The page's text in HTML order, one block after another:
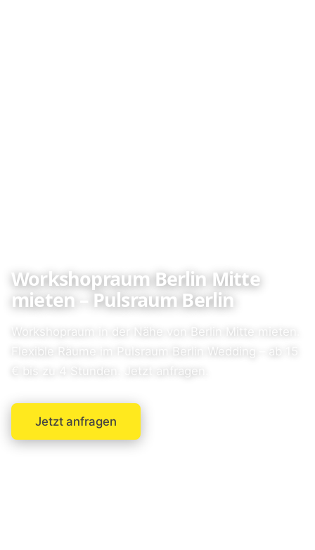
Workshopraum Berlin Mitte
mieten – Pulsraum Berlin
Workshopraum in der Nähe von Berlin Mitte mieten.
Flexible Räume im Pulsraum Berlin Wedding – ab 15
€ bis zu 4 Stunden. Jetzt anfragen.
Jetzt anfragen